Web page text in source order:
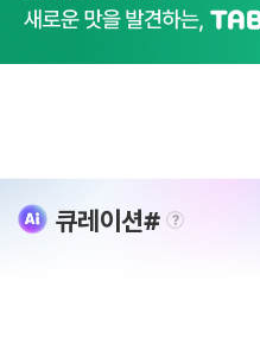
큐레이션# tooltip